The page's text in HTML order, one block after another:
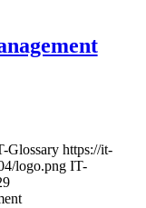
Glossary https://it-
logo.png IT-